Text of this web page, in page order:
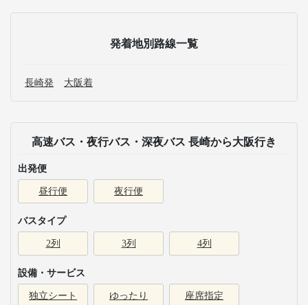
発着地別路線一覧
長崎発 大阪着
高速バス・夜行バス・深夜バス 長崎から大阪行き
出発便
昼行便 夜行便
バスタイプ
2列 3列 4列
設備・サービス
独立シート ゆったり 座席指定